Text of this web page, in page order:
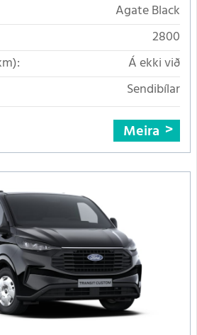
Agate Black
2800
Á ekki við
Sendibílar
Meira